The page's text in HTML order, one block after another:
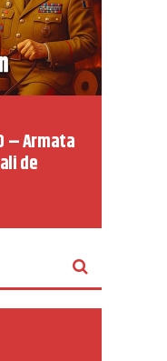
– Armata
de